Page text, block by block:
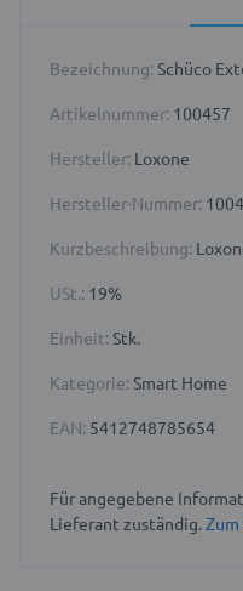
Bezeichnung: Schüco
Artikelnummer: 100457
Hersteller: Loxone
Hersteller-Nummer:
Kurzbeschreibung:
USt.: 19%
Einheit: Stk.
Kategorie: Smart Home
EAN: 5412748785654
Für angegebene
Lieferant zuständig.